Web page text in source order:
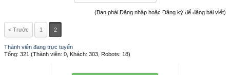
(Bạn phải Đăng nhập hoặc Đăng ký để đăng bài viết)
< Trước 1 2
Thành viên đang trực tuyến
Tổng: 321 (Thành viên: 0, Khách: 303, Robots: 18)